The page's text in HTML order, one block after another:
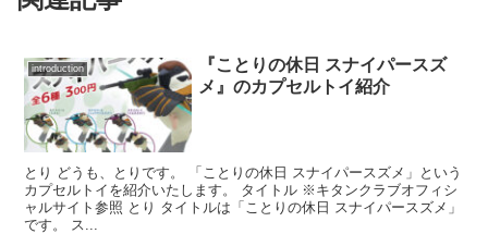
introduction
『ことりの休日 スナイパースズ
メ』のカプセルトイ紹介
とり どうも、とりです。 「ことりの休日 スナイパースズメ」という
カプセルトイを紹介いたします。 タイトル ※キタンクラブオフィシ
ャルサイト参照 とり タイトルは「ことりの休日 スナイパースズメ」
です。 ス...